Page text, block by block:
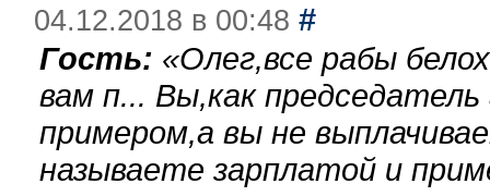
04.12.2018 в 00:48 #
Гость: «Олег,все рабы
вам п... Вы,как
примером,а вы не
называете зарплатой и